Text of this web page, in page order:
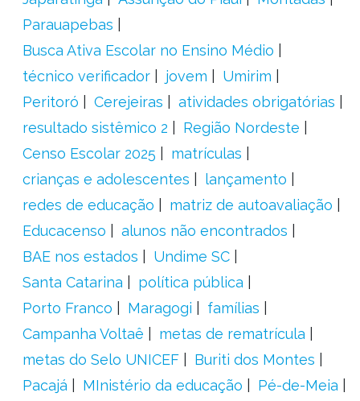
Parauapebas
Busca Ativa Escolar no Ensino Médio
técnico verificador
jovem
Umirim
Peritoró
Cerejeiras
atividades obrigatórias
resultado sistêmico 2
Região Nordeste
Censo Escolar 2025
matrículas
crianças e adolescentes
lançamento
redes de educação
matriz de autoavaliação
Educacenso
alunos não encontrados
BAE nos estados
Undime SC
Santa Catarina
política pública
Porto Franco
Maragogi
famílias
Campanha Voltaê
metas de rematrícula
metas do Selo UNICEF
Buriti dos Montes
Pacajá
MInistério da educação
Pé-de-Meia